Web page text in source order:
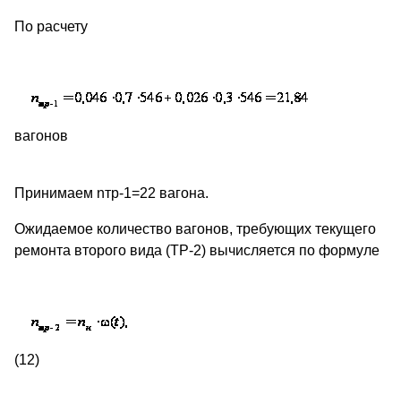
По расчету
вагонов
Принимаем nтр-1=22 вагона.
Ожидаемое количество вагонов, требующих текущего
ремонта второго вида (ТР-2) вычисляется по формуле
(12)